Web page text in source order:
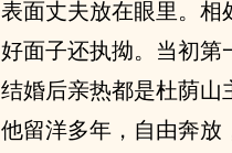
表面丈夫放在眼里。相
好面子还执拗。当初第
结婚后亲热都是杜荫
他留洋多年，自由奔